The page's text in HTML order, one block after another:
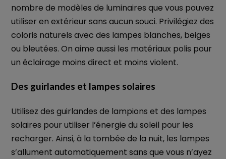
nombre de modèles de luminaires que vous pouvez
utiliser en extérieur sans aucun souci. Privilégiez des
coloris naturels avec des lampes blanches, beiges
ou bleutées. On aime aussi les matériaux polis pour
un éclairage moins direct et moins violent.
Des guirlandes et lampes solaires
Utilisez des guirlandes de lampions et des lampes
solaires pour utiliser l’énergie du soleil pour les
recharger. Ainsi, à la tombée de la nuit, les lampes
s’allument automatiquement sans que vous n’ayez